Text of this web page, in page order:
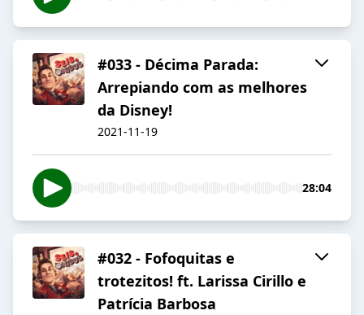
#033 - Décima Parada:
Arrepiando com as melhores
da Disney!
2021-11-19
28:04
#032 - Fofoquitas e
trotezitos! ft. Larissa Cirillo e
Patrícia Barbosa